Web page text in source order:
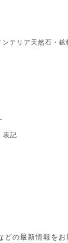
テリア天然石・鉱
表記
どの最新情報をお